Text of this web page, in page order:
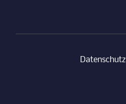
Datenschutz